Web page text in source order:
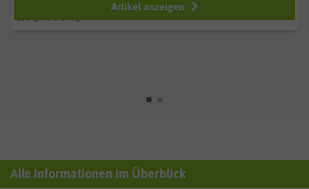
Artikel anzeigen
Alle Informationen im Überblick